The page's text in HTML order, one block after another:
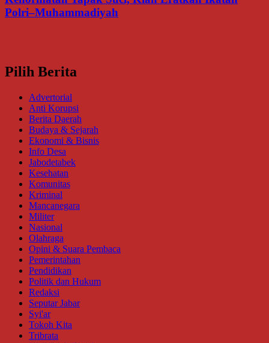
Polri–Muhammadiyah
Pilih Berita
Advertorial
Anti Korupsi
Berita Daerah
Budaya & Sejarah
Ekonomi & Bisnis
Info Desa
Jabodetabek
Kesehatan
Komunitas
Kriminal
Mancanegara
Militer
Nasional
Olahraga
Opini & Suara Pembaca
Pemerintahan
Pendidikan
Politik dan Hukum
Redaksi
Seputar Jabar
Syi'ar
Tokoh Kita
Tribrata